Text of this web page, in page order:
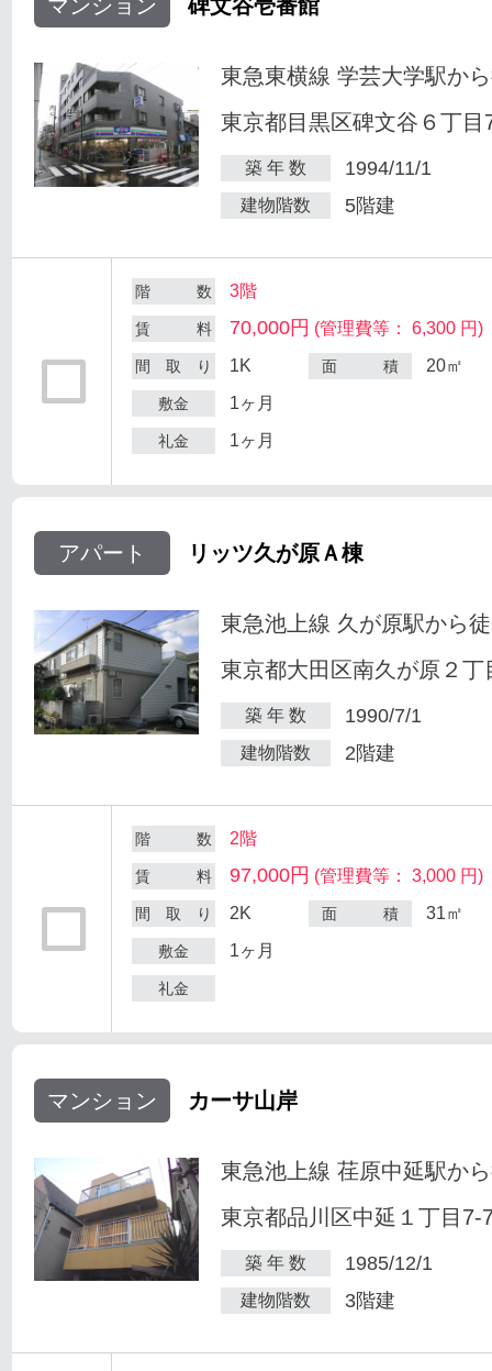
マンション 碑文谷壱番館
東急東横線 学芸大学駅か
東京都目黒区碑文谷６丁目
築 年 数 1994/11/1
建物階数 5階建
階 数 3階
賃 料 70,000円 (管理費等： 6,300 円)
間 取 り 1K 面 積 20㎡
敷金 1ヶ月
礼金 1ヶ月
アパート リッツ久が原Ａ棟
東急池上線 久が原駅から
東京都大田区南久が原２丁
築 年 数 1990/7/1
建物階数 2階建
階 数 2階
賃 料 97,000円 (管理費等： 3,000 円)
間 取 り 2K 面 積 31㎡
敷金 1ヶ月
礼金
マンション カーサ山岸
東急池上線 荏原中延駅か
東京都品川区中延１丁目7-
築 年 数 1985/12/1
建物階数 3階建